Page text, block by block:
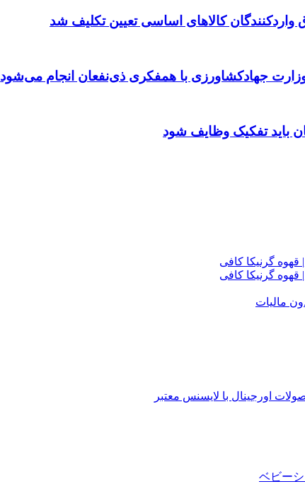
واردکنندگان کالاهای اساسی تعیین تکلیف شد
جهادکشاورزی با همفکری ذی‌نفعان انجام می‌شود
باید تفکیک وظایف شود
قهوه گرنیکا کافی
قهوه گرنیکا کافی
مالیات
اورجینال با لایسنس معتبر
ベビー